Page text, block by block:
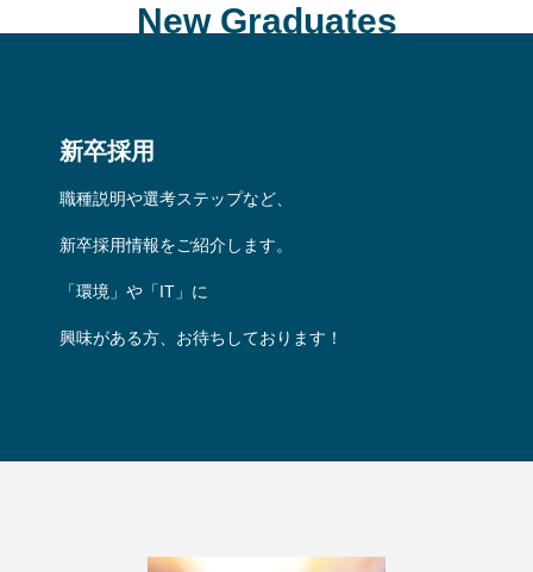
New Graduates
新卒採用
職種説明や選考ステップなど、
新卒採用情報をご紹介します。
「環境」や「IT」に
興味がある方、お待ちしております！